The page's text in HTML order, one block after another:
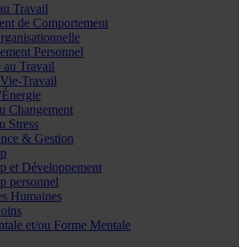
Travail
de Comportement
Personnel
Travail
Travail
Changement
Stress
& Gestion
et Développement
personnel
Humaines
et/ou Forme Mentale